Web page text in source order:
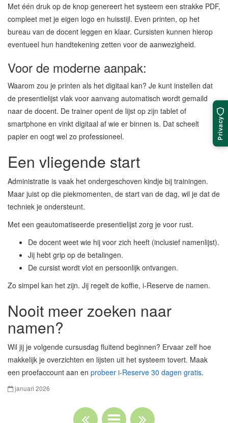
Met één druk op de knop genereert het systeem een strakke PDF,
compleet met je eigen logo en huisstijl. Even printen, op het
bureau van de docent leggen en klaar. Cursisten kunnen hierop
eventueel hun handtekening zetten voor de aanwezigheid.
Voor de moderne aanpak:
Waarom zou je printen als het digitaal kan? Je kunt instellen dat
de presentielijst vlak voor aanvang automatisch wordt gemaild
naar de docent. De trainer opent de lijst op zijn tablet of
smartphone en vinkt digitaal af wie er binnen is. Dat scheelt
papier en oogt wel zo professioneel.
Een vliegende start
Administratie is vaak het ondergeschoven kindje bij trainingen.
Maar juist op die piekmomenten, de start van de dag, wil je dat de
techniek je ondersteunt.
Met een geautomatiseerde presentielijst zorg je voor rust.
De docent weet wie hij voor zich heeft (inclusief namenlijst).
Jij hebt grip op de betalingen.
De cursist wordt vlot en persoonlijk ontvangen.
Zo simpel kan het zijn. Jij regelt de koffie, i-Reserve de namen.
Nooit meer zoeken naar
namen?
Wil jij je volgende cursusdag fluitend beginnen? Ervaar zelf hoe
makkelijk je overzichten en lijsten uit het systeem tovert. Maak
een proefaccount aan en probeer i-Reserve 30 dagen gratis.
januari 2026
Privacy